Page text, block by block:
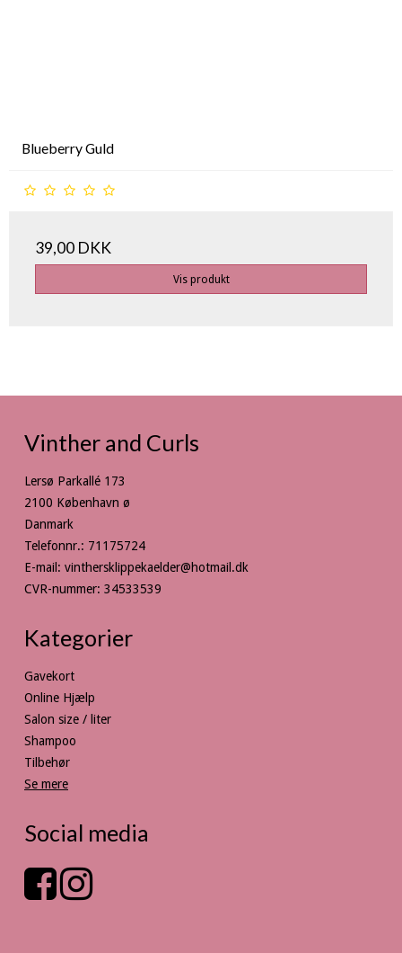
Blueberry Guld
39,00 DKK
Vis produkt
Vinther and Curls
Lersø Parkallé 173
2100 København ø
Danmark
Telefonnr.: 71175724
E-mail : vinthersklippekaelder@hotmail.dk
CVR-nummer: 34533539
Kategorier
Gavekort
Online Hjælp
Salon size / liter
Shampoo
Tilbehør
Se mere
Social media